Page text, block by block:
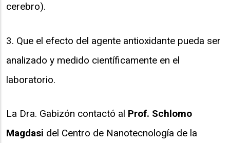
cerebro).
3. Que el efecto del agente antioxidante pueda ser
analizado y medido científicamente en el
laboratorio.
La Dra. Gabizón contactó al Prof. Schlomo
Magdasi del Centro de Nanotecnología de la